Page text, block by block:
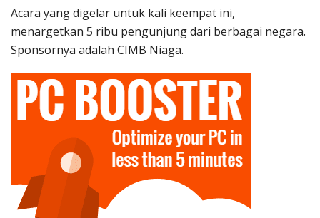
Acara yang digelar untuk kali keempat ini,
menargetkan 5 ribu pengunjung dari berbagai negara.
Sponsornya adalah CIMB Niaga.